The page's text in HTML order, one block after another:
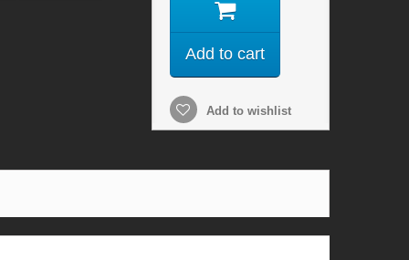
Add to cart
Add to wishlist